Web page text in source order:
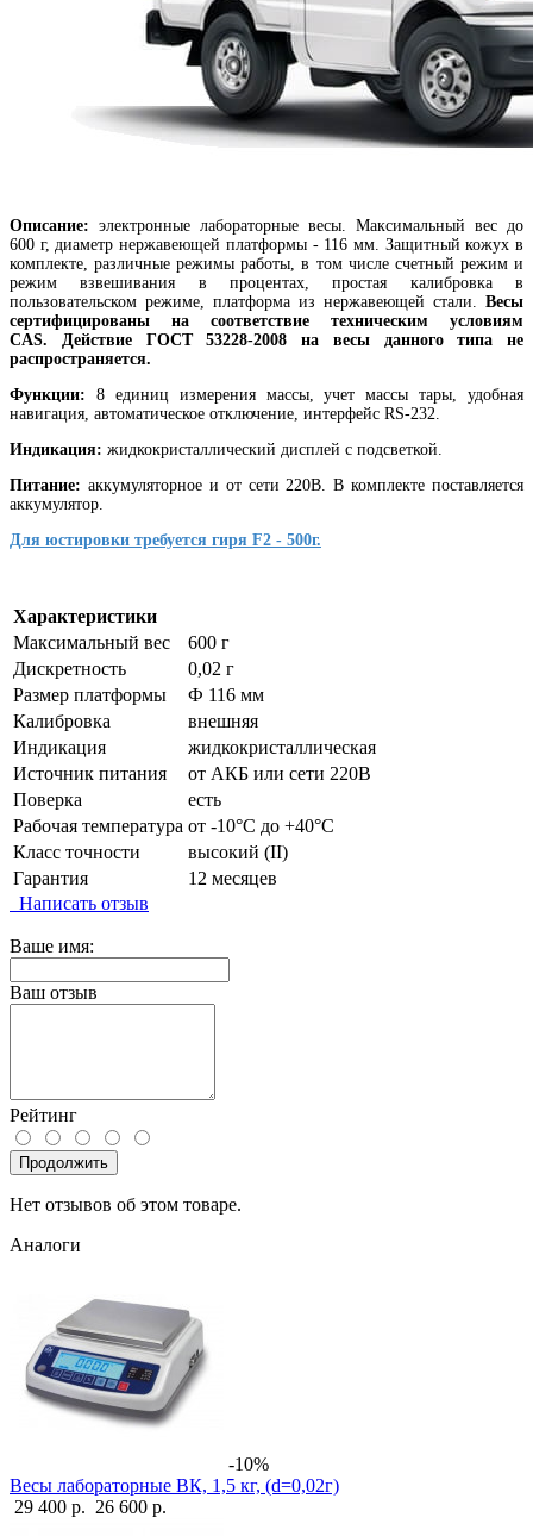
Описание: электронные лабораторные весы. Максимальный вес до
600 г, диаметр нержавеющей платформы - 116 мм. Защитный кожух в
комплекте, различные режимы работы, в том числе счетный режим и
режим взвешивания в процентах, простая калибровка в
пользовательском режиме, платформа из нержавеющей стали. Весы
сертифицированы на соответствие техническим условиям
CAS. Действие ГОСТ 53228-2008 на весы данного типа не
распространяется.
Функции: 8 единиц измерения массы, учет массы тары, удобная
навигация, автоматическое отключение, интерфейс RS-232.
Индикация: жидкокристаллический дисплей с подсветкой.
Питание: аккумуляторное и от сети 220В. В комплекте поставляется
аккумулятор.
Для юстировки требуется гиря F2 - 500г.
Характеристики
Максимальный вес
600 г
Дискретность
0,02 г
Размер платформы
Ф 116 мм
Калибровка
внешняя
Индикация
жидкокристаллическая
Источник питания
от АКБ или сети 220В
Поверка
есть
Рабочая температура от -10°C до +40°C
Класс точности
высокий (II)
Гарантия
12 месяцев
Написать отзыв
Ваше имя:
Ваш отзыв
Рейтинг
Продолжить
Нет отзывов об этом товаре.
Аналоги
-10%
Весы лабораторные ВК, 1,5 кг, (d=0,02г)
29 400 р. 26 600 р.